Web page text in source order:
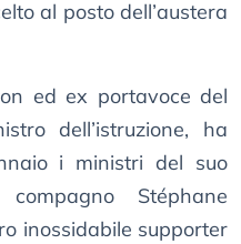
al posto dell’austera
ed ex portavoce del
dell’istruzione, ha
i ministri del suo
Stéphane
inossidabile supporter